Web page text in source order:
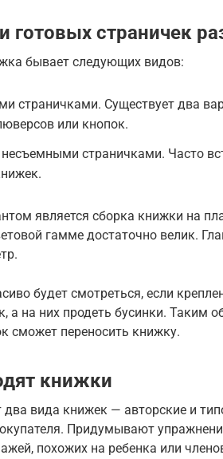
готовых страничек
бывает следующих видов:
страничками. Существует два
или кнопок.
несъемными страничками. Часто
является сборка книжки на
гамме достаточно велик.
будет смотреться, если
а на них продеть бусинки. Таким
сможет переносить книжку.
книжки
два вида книжек — авторские и
Придумывают
похожих на ребенка или